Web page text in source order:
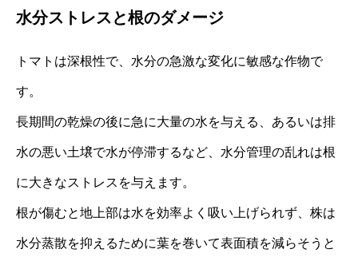
水分ストレスと根のダメージ
トマトは深根性で、水分の急激な変化に敏感な作物で
す。
長期間の乾燥の後に急に大量の水を与える、あるいは排
水の悪い土壌で水が停滞するなど、水分管理の乱れは根
に大きなストレスを与えます。
根が傷むと地上部は水を効率よく吸い上げられず、株は
水分蒸散を抑えるために葉を巻いて表面積を減らそうと